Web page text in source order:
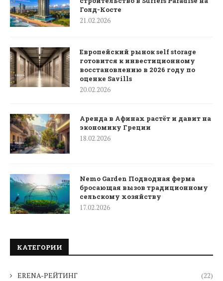
Голд-Косте
21.02.2026
Европейский рынок self storage
готовится к инвестиционному
восстановлению в 2026 году по
оценке Savills
20.02.2026
Аренда в Афинах растёт и давит на
экономику Греции
18.02.2026
Nemo Garden Подводная ферма
бросающая вызов традиционному
сельскому хозяйству
17.02.2026
КАТЕГОРИИ
ERENA-РЕЙТИНГ (22)